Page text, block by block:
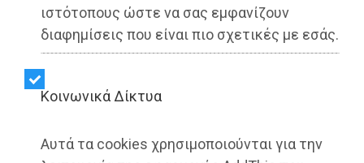
ιστότοπους ώστε να σας εμφανίζουν
διαφημίσεις που είναι πιο σχετικές με εσάς.
Kοινωνικά Δίκτυα
Αυτά τα cookies χρησιμοποιούνται για την
Τo Σχολείο μας στηρίζει τη ΓΑΛΙΛΑΙΑ και τιμά
τον Μίκη Θεοδωράκη με μια μοναδική